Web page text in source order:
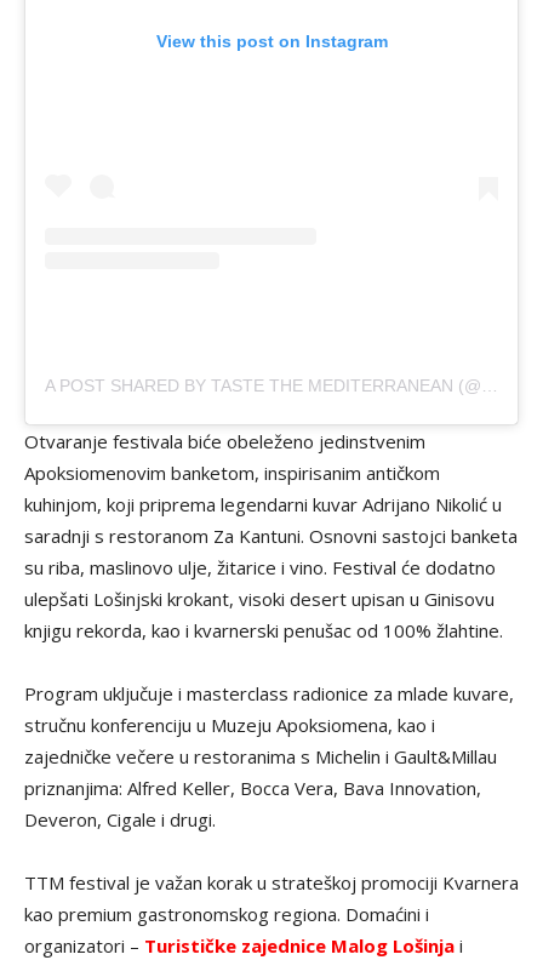
View this post on Instagram
A POST SHARED BY TASTE THE MEDITERRANEAN (@TASTETHEMEDITERRANEAN)
Otvaranje festivala biće obeleženo jedinstvenim
Apoksiomenovim banketom, inspirisanim antičkom
kuhinjom, koji priprema legendarni kuvar Adrijano Nikolić u
saradnji s restoranom Za Kantuni. Osnovni sastojci banketa
su riba, maslinovo ulje, žitarice i vino. Festival će dodatno
ulepšati Lošinjski krokant, visoki desert upisan u Ginisovu
knjigu rekorda, kao i kvarnerski penušac od 100% žlahtine.
Program uključuje i masterclass radionice za mlade kuvare,
stručnu konferenciju u Muzeju Apoksiomena, kao i
zajedničke večere u restoranima s Michelin i Gault&Millau
priznanjima: Alfred Keller, Bocca Vera, Bava Innovation,
Deveron, Cigale i drugi.
TTM festival je važan korak u strateškoj promociji Kvarnera
kao premium gastronomskog regiona. Domaćini i
organizatori – Turističke zajednice Malog Lošinja i